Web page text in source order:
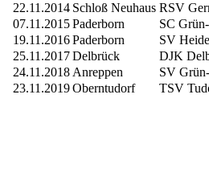
22.11.2014 Schloß Neuhaus RSV
07.11.2015 Paderborn
SC
19.11.2016 Paderborn
SV
25.11.2017 Delbrück
DJK
24.11.2018 Anreppen
SV
23.11.2019 Oberntudorf TSV